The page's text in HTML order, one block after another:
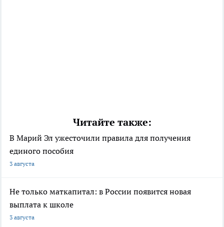
Читайте также:
В Марий Эл ужесточили правила для получения
единого пособия
3 августа
Не только маткапитал: в России появится новая
выплата к школе
3 августа